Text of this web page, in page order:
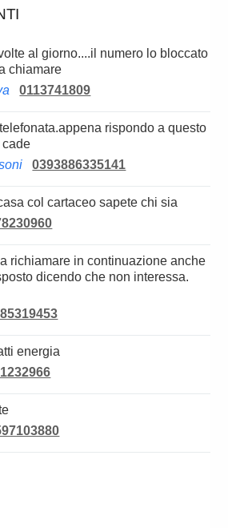
chiamare
0113741809
cade
0393886335141
casa col cartaceo sapete chi sia
dicendo che non interessa.
energia